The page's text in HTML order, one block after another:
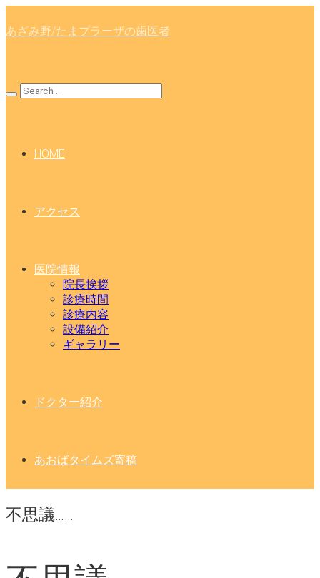
あざみ野/たまプラーザの歯医者
HOME
アクセス
医院情報
院長挨拶
診療時間
診療内容
設備紹介
ギャラリー
ドクター紹介
あおばタイムズ寄稿
不思議……